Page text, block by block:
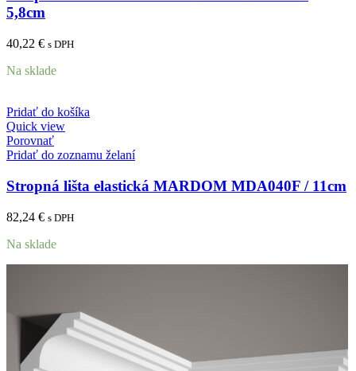
5,8cm
40,22 € s DPH
Na sklade
Pridať do košíka
Quick view
Porovnať
Pridať do zoznamu želaní
Stropná lišta elastická MARDOM MDA040F / 11cm
82,24 € s DPH
Na sklade